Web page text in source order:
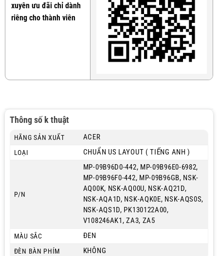
xuyên ưu đãi chỉ dành
riêng cho thành viên
Thông số k thuật
HÃNG SẢN XUẤT ACER
LOẠI CHUẨN US LAYOUT ( TIẾNG ANH )
P/N
MP-09B96D0-442, MP-09B96E0-6982,
MP-09B96F0-442, MP-09B96GB, NSK-
AQ00K, NSK-AQ00U, NSK-AQ21D,
NSK-AQA1D, NSK-AQK0E, NSK-AQS0S,
NSK-AQS1D, PK130122A00,
V108246AK1, ZA3, ZA5
MÀU SẮC ĐEN
ĐÈN BÀN PHÍM KHÔNG